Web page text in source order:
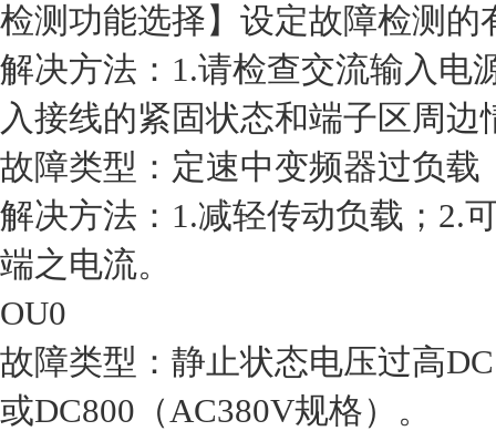
检测功能选择】设定故障检测的有
解决方法：1.请检查交流输入电
入接线的紧固状态和端子区周边情
故障类型：定速中变频器过负载
解决方法：1.减轻传动负载；
端之电流。
OU0
故障类型：静止状态电压过
或DC800（AC380V规格）。